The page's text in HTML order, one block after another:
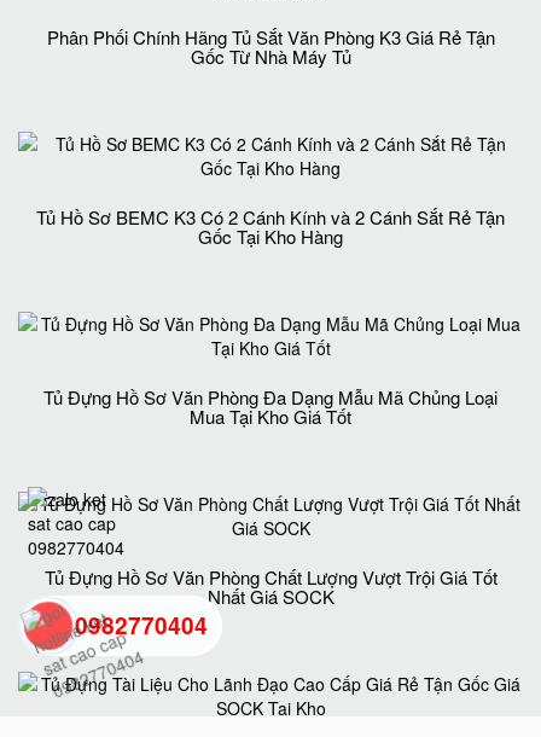
Phân Phối Chính Hãng Tủ Sắt Văn Phòng K3 Giá Rẻ Tận
Gốc Từ Nhà Máy Tủ
Tủ Hồ Sơ BEMC K3 Có 2 Cánh Kính và 2 Cánh Sắt Rẻ Tận
Gốc Tại Kho Hàng
Tủ Đựng Hồ Sơ Văn Phòng Đa Dạng Mẫu Mã Chủng Loại
Mua Tại Kho Giá Tốt
Tủ Đựng Hồ Sơ Văn Phòng Chất Lượng Vượt Trội Giá Tốt
Nhất Giá SOCK
0982770404